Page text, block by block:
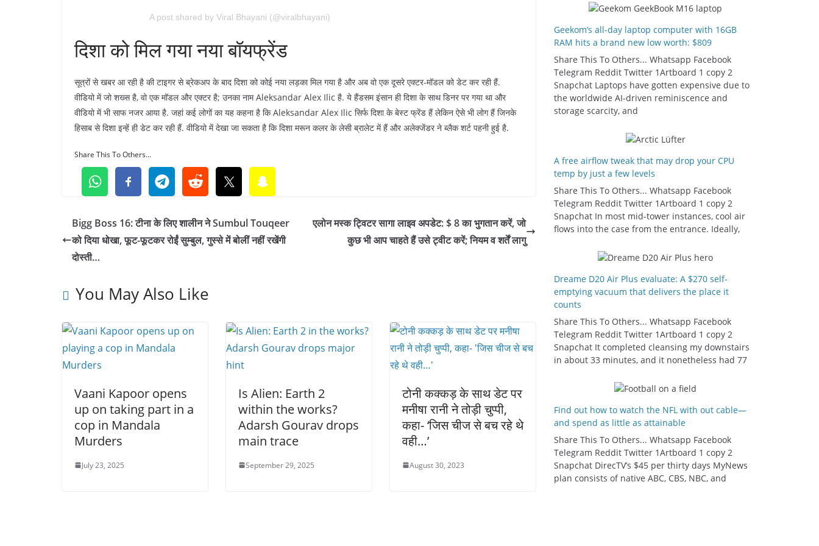
A post shared by Viral Bhayani (@viralbhayani)
दिशा को मिल गया नया बॉयफ्रेंड
सूत्रों से खबर आ रही है की टाइगर से ब्रेकअप के बाद दिशा को कोई नया लड़का मिल गया है और अब वो एक दूसरे एक्टर-मॉडल को डेट कर रही हैं.
वीडियो में जो शख्स है, वो एक मॉडल और एक्टर है; उनका नाम Aleksandar Alex Ilic है. ये हैंडसम इंसान ही दिशा के साथ डिनर पर गया था और
वीडियो में भी साफ नजर आया है. जहां कई लोगों का यह कहना है कि Aleksandar Alex Ilic सिर्फ दिशा के बेस्ट फ्रेंड हैं लेकिन ऐसे भी लोग हैं जिनके
हिसाब से दिशा इन्हें ही डेट कर रही हैं. वीडियो में देखा जा सकता है कि दिशा मरून कलर के लेसी ब्रालेट में हैं और अलेक्जेंडर ने ब्लैक शर्ट पहनी हुई है.
Share This To Others...
Bigg Boss 16: टीना के लिए शालीन ने Sumbul Touqeer
को दिया धोखा, फूट-फूटकर रोईं सुम्बुल, गुस्से में बोलीं नहीं रखेंगी
दोस्ती…
एलोन मस्क ट्विटर सागा लाइव अपडेट: $ 8 का भुगतान करें, जो
कुछ भी आप चाहते हैं उसे ट्वीट करें; नियम व शर्तें लागु
You May Also Like
Vaani Kapoor opens
up on taking part in a
cop in Mandala
Murders
July 23, 2025
Is Alien: Earth 2
within the works?
Adarsh Gourav drops
main trace
September 29, 2025
टोनी कक्कड़ के साथ डेट पर
मनीषा रानी ने तोड़ी चुप्पी,
कहा- ‘जिस चीज से बच रहे थे
वही…’
August 30, 2023
Geekom’s all-day laptop computer with 16GB
RAM hits a brand new low worth: $809
Share This To Others... Whatsapp Facebook
Telegram Reddit Twitter 1Artboard 1 copy 2
Snapchat Laptops have gotten expensive due to
the worldwide AI-driven reminiscence and
storage scarcity, and
A free airflow tweak that may drop your CPU
temp by just a few levels
Share This To Others... Whatsapp Facebook
Telegram Reddit Twitter 1Artboard 1 copy 2
Snapchat In most mid-tower instances, cool air
flows into the case from the entrance. Ideally,
Dreame D20 Air Plus evaluate: A $270 self-
emptying vacuum that delivers the place it
counts
Share This To Others... Whatsapp Facebook
Telegram Reddit Twitter 1Artboard 1 copy 2
Snapchat It completed cleansing my downstairs
in about 33 minutes, and it nonetheless had 77
Find out how to watch the NFL with out cable—
and spend as little as attainable
Share This To Others... Whatsapp Facebook
Telegram Reddit Twitter 1Artboard 1 copy 2
Snapchat DirecTV’s $45 per thirty days MyNews
plan consists of native ABC, CBS, NBC, and